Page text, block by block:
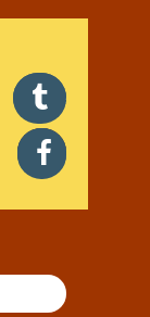
twitter
facebook